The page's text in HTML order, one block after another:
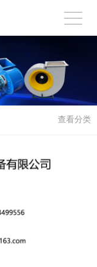
查看分类